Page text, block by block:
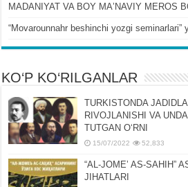
MADANIYAT VA BOY MAʼNAVIY MEROS
“Movarounnahr beshinchi yozgi seminarlari”
KO‘P KO‘RILGANLAR
TURKISTONDA
RIVOJLANISHI VA
TUTGAN OʻRNI
15/07/2022 52,833
“AL-JOMEʼ AS-SAHIH”
JIHATLARI